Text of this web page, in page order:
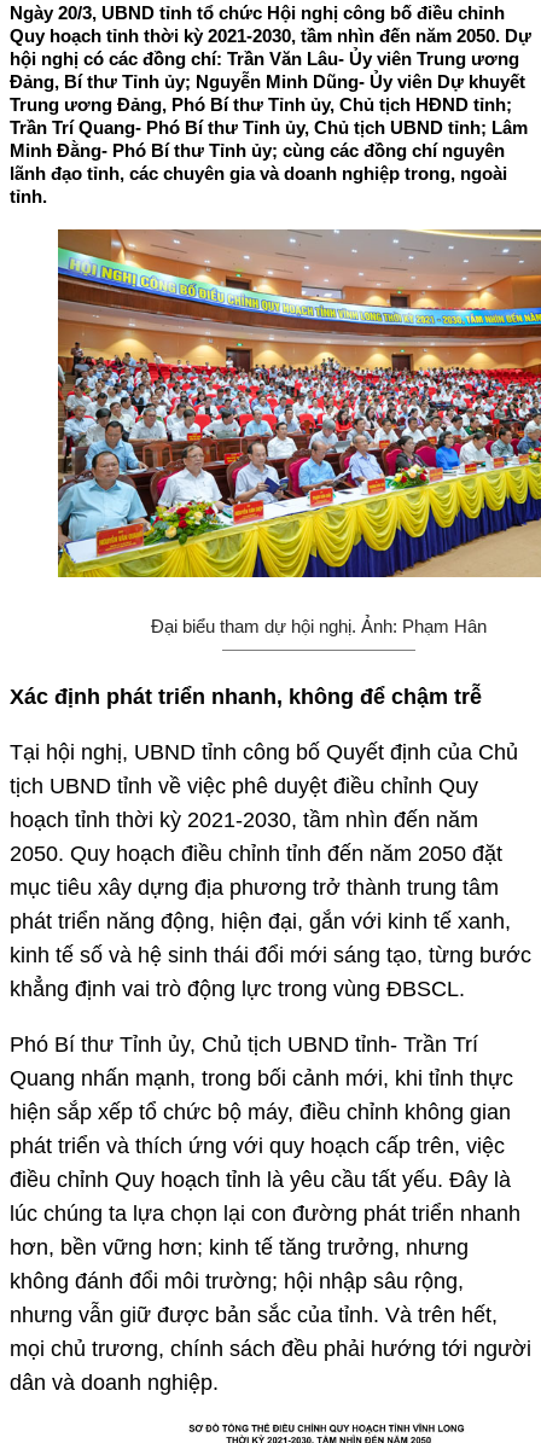
Ngày 20/3, UBND tỉnh tổ chức Hội nghị công bố điều chỉnh
Quy hoạch tỉnh thời kỳ 2021-2030, tầm nhìn đến năm 2050. Dự
hội nghị có các đồng chí: Trần Văn Lâu- Ủy viên Trung ương
Đảng, Bí thư Tỉnh ủy; Nguyễn Minh Dũng- Ủy viên Dự khuyết
Trung ương Đảng, Phó Bí thư Tỉnh ủy, Chủ tịch HĐND tỉnh;
Trần Trí Quang- Phó Bí thư Tỉnh ủy, Chủ tịch UBND tỉnh; Lâm
Minh Đằng- Phó Bí thư Tỉnh ủy; cùng các đồng chí nguyên
lãnh đạo tỉnh, các chuyên gia và doanh nghiệp trong, ngoài
tỉnh.
Đại biểu tham dự hội nghị. Ảnh: Phạm Hân
Xác định phát triển nhanh, không để chậm trễ
Tại hội nghị, UBND tỉnh công bố Quyết định của Chủ
tịch UBND tỉnh về việc phê duyệt điều chỉnh Quy
hoạch tỉnh thời kỳ 2021-2030, tầm nhìn đến năm
2050. Quy hoạch điều chỉnh tỉnh đến năm 2050 đặt
mục tiêu xây dựng địa phương trở thành trung tâm
phát triển năng động, hiện đại, gắn với kinh tế xanh,
kinh tế số và hệ sinh thái đổi mới sáng tạo, từng bước
khẳng định vai trò động lực trong vùng ĐBSCL.
Phó Bí thư Tỉnh ủy, Chủ tịch UBND tỉnh- Trần Trí
Quang nhấn mạnh, trong bối cảnh mới, khi tỉnh thực
hiện sắp xếp tổ chức bộ máy, điều chỉnh không gian
phát triển và thích ứng với quy hoạch cấp trên, việc
điều chỉnh Quy hoạch tỉnh là yêu cầu tất yếu. Đây là
lúc chúng ta lựa chọn lại con đường phát triển nhanh
hơn, bền vững hơn; kinh tế tăng trưởng, nhưng
không đánh đổi môi trường; hội nhập sâu rộng,
nhưng vẫn giữ được bản sắc của tỉnh. Và trên hết,
mọi chủ trương, chính sách đều phải hướng tới người
dân và doanh nghiệp.